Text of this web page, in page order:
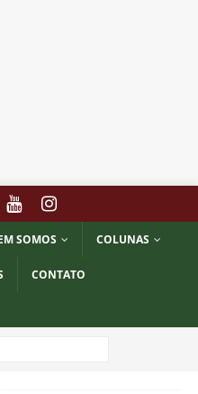
SOMOS COLUNAS
CONTATO